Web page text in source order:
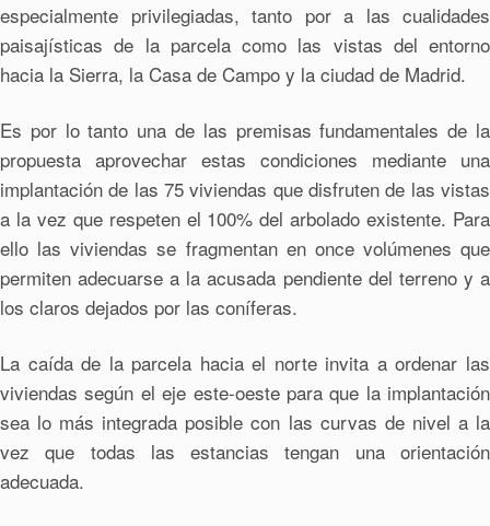
especialmente privilegiadas, tanto por a las cualidades
paisajísticas de la parcela como las vistas del entorno
hacia la Sierra, la Casa de Campo y la ciudad de Madrid.
Es por lo tanto una de las premisas fundamentales de la
propuesta aprovechar estas condiciones mediante una
implantación de las 75 viviendas que disfruten de las vistas
a la vez que respeten el 100% del arbolado existente. Para
ello las viviendas se fragmentan en once volúmenes que
permiten adecuarse a la acusada pendiente del terreno y a
los claros dejados por las coníferas.
La caída de la parcela hacia el norte invita a ordenar las
viviendas según el eje este-oeste para que la implantación
sea lo más integrada posible con las curvas de nivel a la
vez que todas las estancias tengan una orientación
adecuada.